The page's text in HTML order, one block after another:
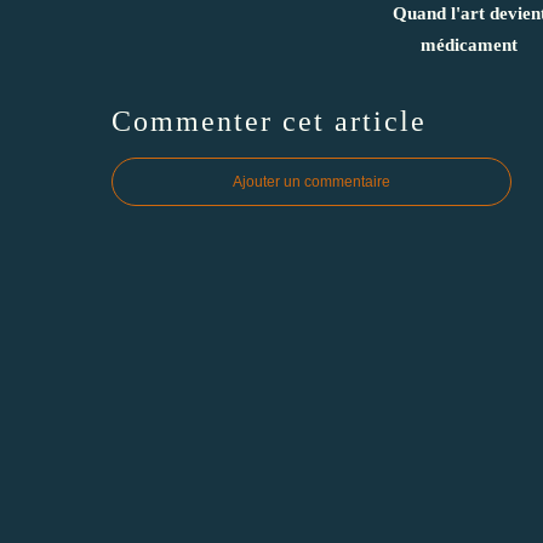
Quand l'art
médicament
Commenter cet article
Ajouter un commentaire